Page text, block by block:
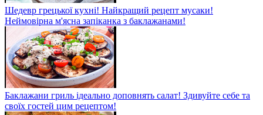
Шедевр грецької кухні! Найкращий рецепт мусаки!
Неймовірна м'ясна запіканка з баклажанами!
Баклажани гриль ідеально доповнять салат! Здивуйте себе та
своїх гостей цим рецептом!